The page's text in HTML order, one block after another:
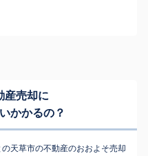
産売却に
かかるの？
天草市の不動産のおおよそ売却